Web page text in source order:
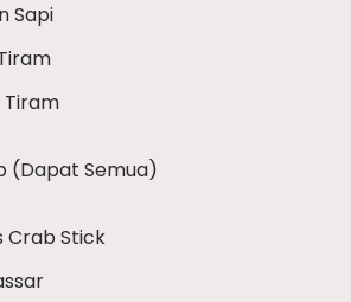
Sapi
Tiram
(Dapat Semua)
Crab Stick